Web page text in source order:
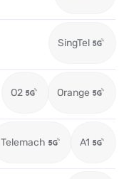
SingTel
O2 Orange
Telemach A1